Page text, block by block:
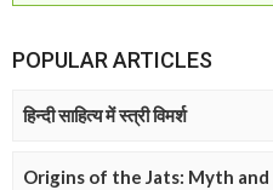
POPULAR ARTICLES
हिन्दी साहित्य में स्त्री विमर्श
Origins of the Jats: Myth and